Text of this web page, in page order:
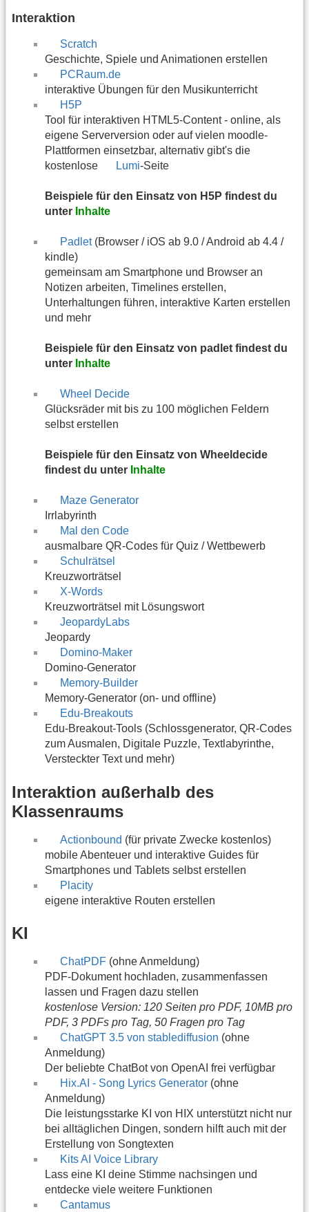
Interaktion
Scratch
Geschichte, Spiele und Animationen erstellen
PCRaum.de
interaktive Übungen für den Musikunterricht
H5P
Tool für interaktiven HTML5-Content - online, als
eigene Serverversion oder auf vielen moodle-
Plattformen einsetzbar, alternativ gibt's die
kostenlose
Lumi-Seite
Beispiele für den Einsatz von H5P findest du
unter Inhalte
Padlet(Browser / iOS ab 9.0 / Android ab 4.4 /
kindle)
gemeinsam am Smartphone und Browser an
Notizen arbeiten, Timelines erstellen,
Unterhaltungen führen, interaktive Karten erstellen
und mehr
Beispiele für den Einsatz von padlet findest du
unter Inhalte
Wheel Decide
Glücksräder mit bis zu 100 möglichen Feldern
selbst erstellen
Beispiele für den Einsatz von Wheeldecide
findest du unter Inhalte
Maze Generator
Irrlabyrinth
Mal den Code
ausmalbare QR-Codes für Quiz / Wettbewerb
Schulrätsel
Kreuzworträtsel
X-Words
Kreuzworträtsel mit Lösungswort
JeopardyLabs
Jeopardy
Domino-Maker
Domino-Generator
Memory-Builder
Memory-Generator (on- und offline)
Edu-Breakouts
Edu-Breakout-Tools (Schlossgenerator, QR-Codes
zum Ausmalen, Digitale Puzzle, Textlabyrinthe,
Versteckter Text und mehr)
Interaktion außerhalb des
Klassenraums
Actionbound (für private Zwecke kostenlos)
mobile Abenteuer und interaktive Guides für
Smartphones und Tablets selbst erstellen
Placity
eigene interaktive Routen erstellen
KI
ChatPDF (ohne Anmeldung)
PDF-Dokument hochladen, zusammenfassen
lassen und Fragen dazu stellen
kostenlose Version: 120 Seiten pro PDF, 10MB pro
PDF, 3 PDFs pro Tag, 50 Fragen pro Tag
ChatGPT 3.5 von stablediffusion (ohne
Anmeldung)
Der beliebte ChatBot von OpenAI frei verfügbar
Hix.AI - Song Lyrics Generator (ohne
Anmeldung)
Die leistungsstarke KI von HIX unterstützt nicht nur
bei alltäglichen Dingen, sondern hilft auch mit der
Erstellung von Songtexten
Kits AI Voice Library
Lass eine KI deine Stimme nachsingen und
entdecke viele weitere Funktionen
Cantamus